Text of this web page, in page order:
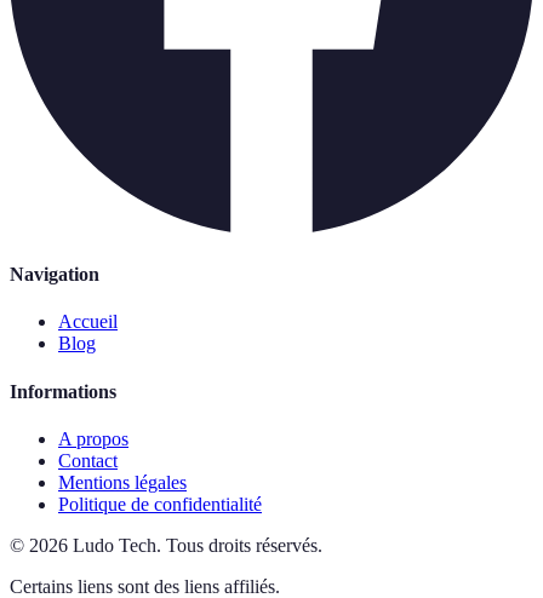
Navigation
Accueil
Blog
Informations
A propos
Contact
Mentions légales
Politique de confidentialité
© 2026 Ludo Tech. Tous droits réservés.
Certains liens sont des liens affiliés.